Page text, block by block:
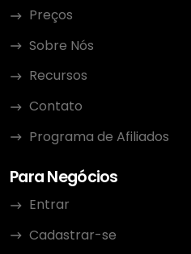
Preços
Sobre Nós
Recursos
Contato
Programa de Afiliados
Para Negócios
Entrar
Cadastrar-se